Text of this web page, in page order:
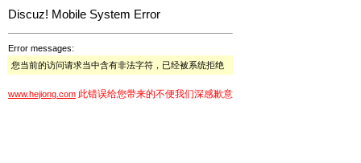
Discuz! Mobile System Error
Error messages:
您当前的访问请求当中含有非法字符，已经被系统拒绝
www.hejiong.com 此错误给您带来的不便我们深感歉意